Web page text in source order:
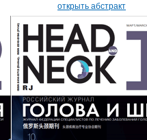
открыть абстракт